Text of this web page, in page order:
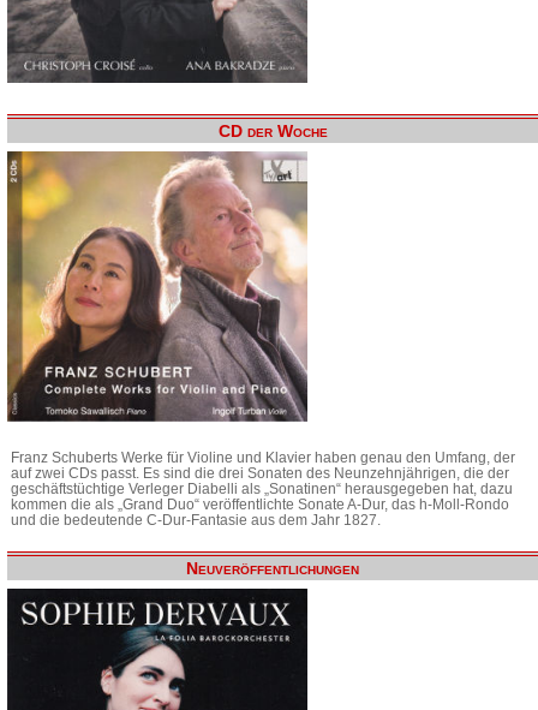
CD der Woche
Franz Schuberts Werke für Violine und Klavier haben genau den Umfang, der
auf zwei CDs passt. Es sind die drei Sonaten des Neunzehnjährigen, die der
geschäftstüchtige Verleger Diabelli als „Sonatinen“ herausgegeben hat, dazu
kommen die als „Grand Duo“ veröffentlichte Sonate A-Dur, das h-Moll-Rondo
und die bedeutende C-Dur-Fantasie aus dem Jahr 1827.
Neuveröffentlichungen